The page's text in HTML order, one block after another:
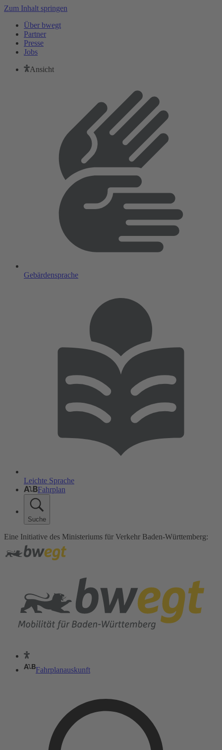
Zum Inhalt springen
Über bwegt
Partner
Presse
Jobs
Ansicht
Gebärdensprache
Leichte Sprache
Fahrplan
Suche
Eine Initiative des Ministeriums für Verkehr Baden-Württemberg:
Fahrplanauskunft